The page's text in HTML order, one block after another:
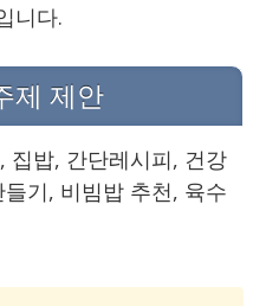
니다.
제 제안
집밥, 간단레시피, 건강
기, 비빔밥 추천, 육수